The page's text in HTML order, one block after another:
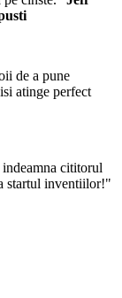
de a pune
atinge perfect
cititorul
startul inventiilor!"